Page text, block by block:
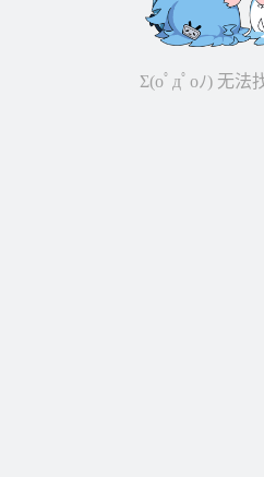
Σ(oﾟдﾟoﾉ) 无法